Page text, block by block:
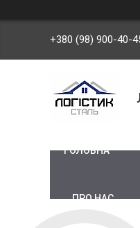
+380 (98) 900-40-
ГОЛОВНА
ПРО НАС